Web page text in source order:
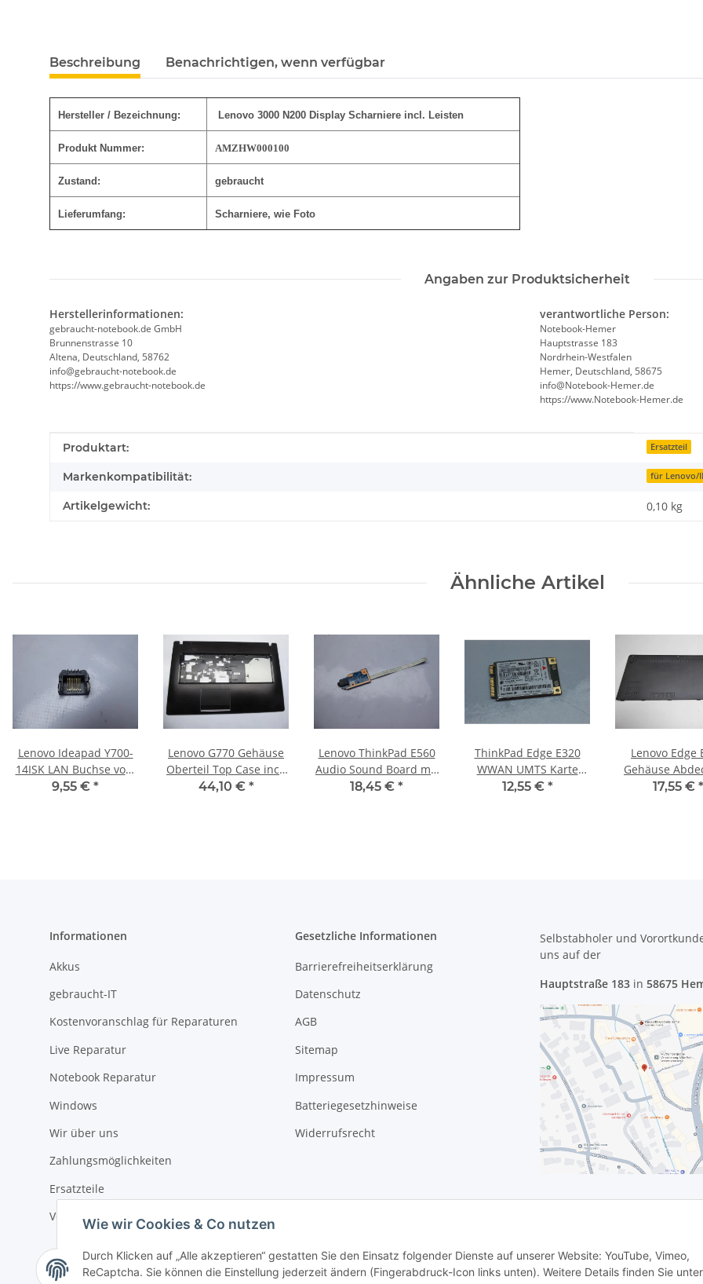
Wie wir Cookies & Co nutzen
Durch Klicken auf „Alle akzeptieren“ gestatten Sie den Einsatz folgender Dienste auf unserer Website: YouTube, Vimeo,
ReCaptcha. Sie können die Einstellung jederzeit ändern (Fingerabdruck-Icon links unten). Weitere Details finden Sie unter
Beschreibung Benachrichtigen, wenn verfügbar
Hersteller / Bezeichnung: Lenovo 3000 N200 Display Scharniere incl. Leisten
Produkt Nummer: AMZHW000100
Zustand: gebraucht
Lieferumfang: Scharniere, wie Foto
Angaben zur Produktsicherheit
Herstellerinformationen:
gebraucht-notebook.de GmbH
Brunnenstrasse 10
Altena, Deutschland, 58762
info@gebraucht-notebook.de
https://www.gebraucht-notebook.de
verantwortliche Person:
Notebook-Hemer
Hauptstrasse 183
Nordrhein-Westfalen
Hemer, Deutschland, 58675
info@Notebook-Hemer.de
https://www.Notebook-Hemer.de
Produkteigenschaft
Wert
Produktart: Ersatzteil
Markenkompatibilität: für Lenovo/
Artikelgewicht: 0,10 kg
Ähnliche Artikel
Lenovo Ideapad Y700-
14ISK LAN Buchse vom
Mainboard #4482
9,55 € *
Lenovo G770 Gehäuse
Oberteil Top Case incl.
Touchpad & Mouse
44,10 € *
Lenovo ThinkPad E560
Audio Sound Board mit
Kabel NS-A222 #4504
18,45 € *
ThinkPad Edge E320
WWAN UMTS Karte
04W3767 #3130
12,55 € *
Lenovo Edge
Gehäuse
unten17,55 € *
Informationen
Akkus
gebraucht-IT
Kostenvoranschlag für Reparaturen
Live Reparatur
Notebook Reparatur
Windows
Wir über uns
Zahlungsmöglichkeiten
Ersatzteile
Versandinformationen
Gesetzliche Informationen
Barrierefreiheitserklärung
Datenschutz
AGB
Sitemap
Impressum
Batteriegesetzhinweise
Widerrufsrecht
Selbstabholer und
uns auf der
Hauptstraße 183 in 58675